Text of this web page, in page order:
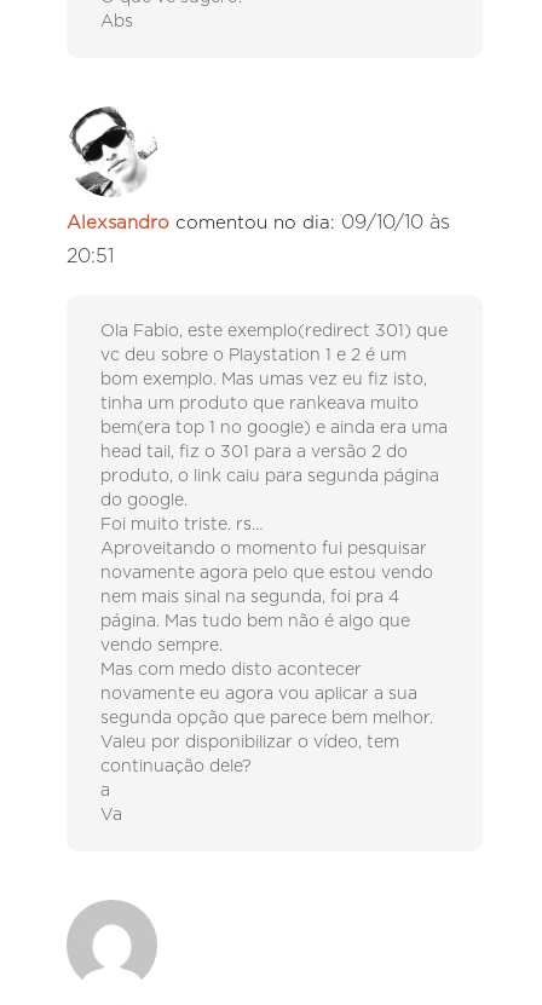
Abs
Alexsandro comentou no dia: 09/10/10 às
20:51
Ola Fabio, este exemplo(redirect 301) que
vc deu sobre o Playstation 1 e 2 é um
bom exemplo. Mas umas vez eu fiz isto,
tinha um produto que rankeava muito
bem(era top 1 no google) e ainda era uma
head tail, fiz o 301 para a versão 2 do
produto, o link caiu para segunda página
do google.
Foi muito triste. rs…
Aproveitando o momento fui pesquisar
novamente agora pelo que estou vendo
nem mais sinal na segunda, foi pra 4
página. Mas tudo bem não é algo que
vendo sempre.
Mas com medo disto acontecer
novamente eu agora vou aplicar a sua
segunda opção que parece bem melhor.
Valeu por disponibilizar o vídeo, tem
continuação dele?
a
Va